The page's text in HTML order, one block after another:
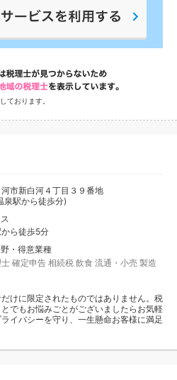
ております。
市新白河４丁目３９番地
泉駅から徒歩分)
ら徒歩5分
・得意業種
確定申告 相続税 飲食 流通・小売 製造
けに限定されたものではありません。税
でもお悩みごとがございましたらお気軽
イバシーを守り、一生懸命お客様に満足